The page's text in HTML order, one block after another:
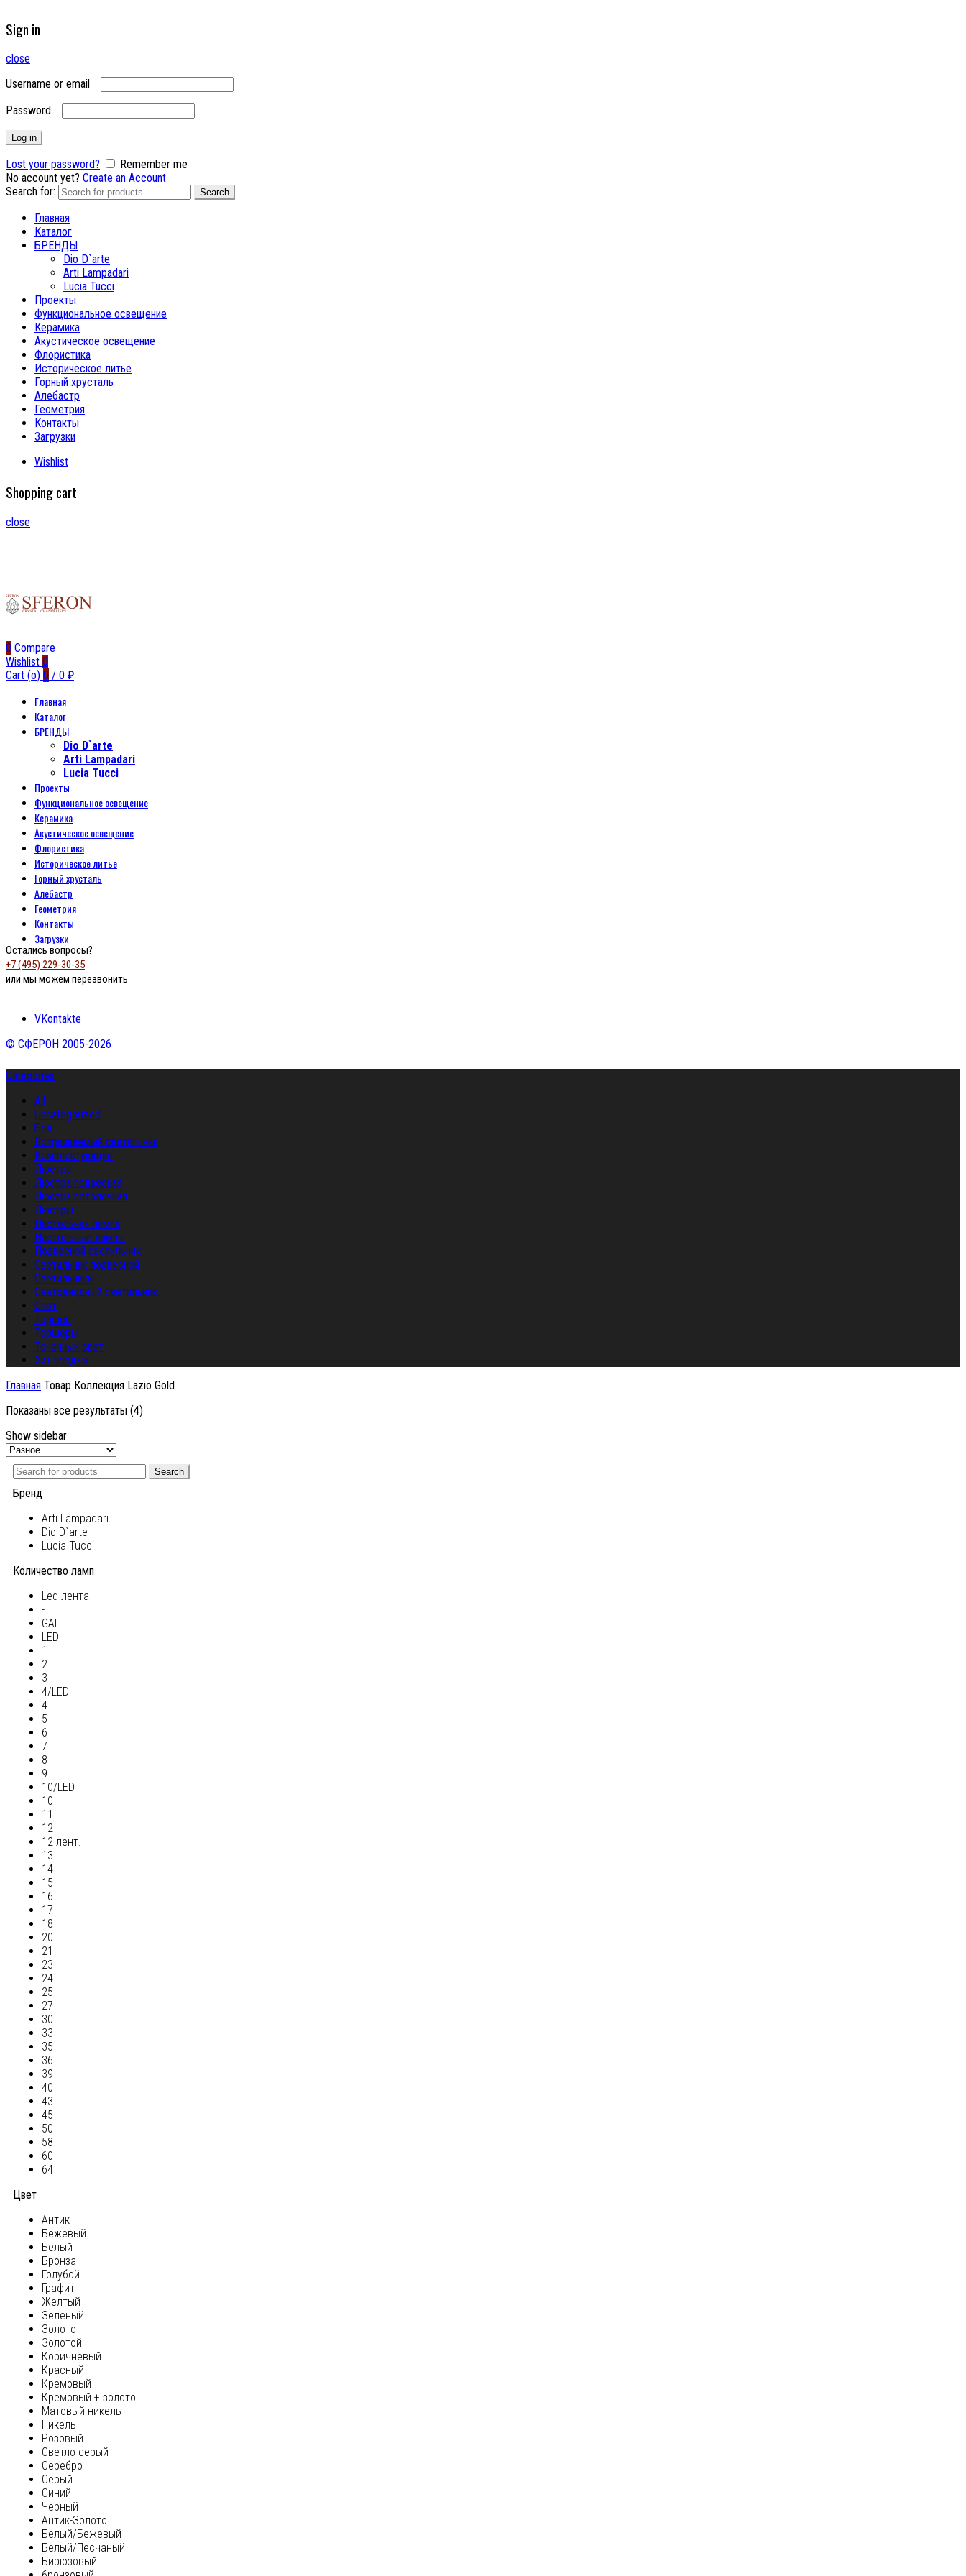
Sign in
close
Username or email
Password
Log in
Lost your password?
Remember me
No account yet? Create an Account
Search for:
Search
Главная
Каталог
БРЕНДЫ
Dio D`arte
Arti Lampadari
Lucia Tucci
Проекты
Функциональное освещение
Керамика
Акустическое освещение
Флористика
Историческое литье
Горный хрусталь
Алебастр
Геометрия
Контакты
Загрузки
Wishlist
Shopping cart
close
0 Compare
Wishlist 0
Cart (o) 0 / 0 ₽
Главная
Каталог
БРЕНДЫ
Dio D`arte
Arti Lampadari
Lucia Tucci
Проекты
Функциональное освещение
Керамика
Акустическое освещение
Флористика
Историческое литье
Горный хрусталь
Алебастр
Геометрия
Контакты
Загрузки
Остались вопросы?
+7 (495) 229-30-35
или мы можем перезвонить
VKontakte
© СФЕРОН 2005-2026
Categories
All
Uncategorized
Бра
Встраиваемый светильник
Комплектующие
Люстра
Люстра подвесная
Люстра потолочная
Люстры
Настольная лампа
Настольные лампы
Подвесной светильник
Светильник подвесной
Светильники
Светодиодный светильник
Спот
Торшер
Торшеры
Точечный свет
Хит продаж
Главная Товар Коллекция Lazio Gold
Показаны все результаты (4)
Show sidebar
Search
Бренд
Arti Lampadari
Dio D`arte
Lucia Tucci
Количество ламп
Led лента
-
GAL
LED
1
2
3
4/LED
4
5
6
7
8
9
10/LED
10
11
12
12 лент.
13
14
15
16
17
18
20
21
23
24
25
27
30
33
35
36
39
40
43
45
50
58
60
64
Цвет
Антик
Бежевый
Белый
Бронза
Голубой
Графит
Желтый
Зеленый
Золото
Золотой
Коричневый
Красный
Кремовый
Кремовый + золото
Матовый никель
Никель
Розовый
Светло-серый
Серебро
Серый
Синий
Черный
Антик-Золото
Белый/Бежевый
Белый/Песчаный
Бирюзовый